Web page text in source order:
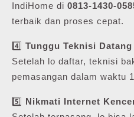
IndiHome di 0813-1430-
terbaik dan proses cepat.
4️⃣ Tunggu Teknisi Datang
Setelah lo daftar, teknisi
pemasangan dalam waktu
5️⃣ Nikmati Internet